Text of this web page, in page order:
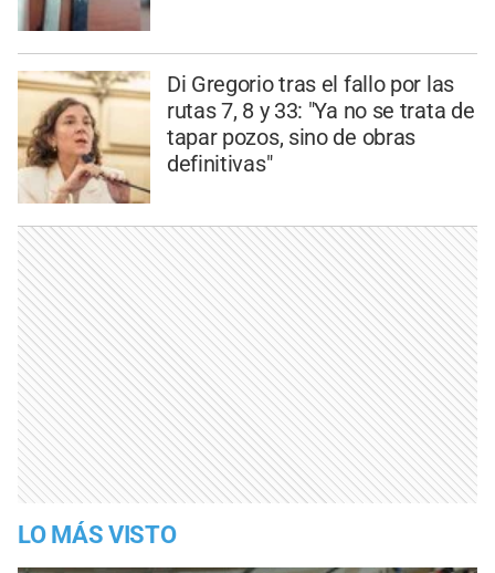
Di Gregorio tras el fallo por las
rutas 7, 8 y 33: "Ya no se trata de
tapar pozos, sino de obras
definitivas"
LO MÁS VISTO